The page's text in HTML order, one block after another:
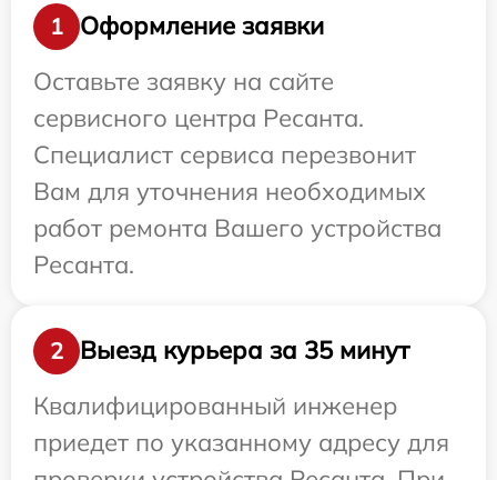
1
Оформление заявки
Оставьте заявку на сайте
сервисного центра Ресанта.
Специалист сервиса перезвонит
Вам для уточнения необходимых
работ ремонта Вашего устройства
Ресанта.
2
Выезд курьера за 35 минут
Квалифицированный инженер
приедет по указанному адресу для